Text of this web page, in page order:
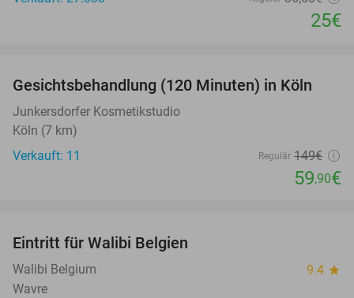
25€
60%
Gesichtsbehandlung (120 Minuten) in Köln
Junkersdorfer Kosmetikstudio
Köln (7 km)
Verkauft: 11
Regulär 149€
59,90€
Eintritt für Walibi Belgien
Walibi Belgium 9.4 star
Wavre